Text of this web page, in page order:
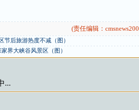
(责任编辑：
节后旅游热度不减（图）
界大峡谷风景区（图）
...